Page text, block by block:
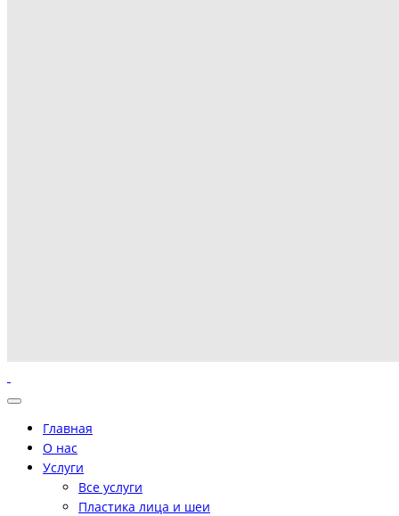
Главная
О нас
Услуги
Все услуги
Пластика лица и шеи